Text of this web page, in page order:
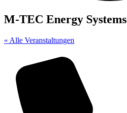
M-TEC Energy Systems
« Alle Veranstaltungen